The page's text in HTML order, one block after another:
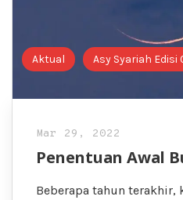
Aktual Asy Syariah Edisi
Mar 29, 2022
Penentuan Awal
Beberapa tahun